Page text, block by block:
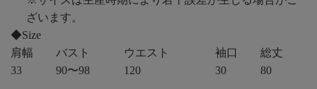
ざいます。
◆Size
肩幅
バスト ウエスト 袖口
総丈
33
90〜98 120 30 80